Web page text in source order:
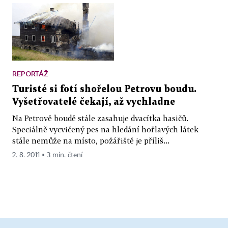
REPORTÁŽ
Turisté si fotí shořelou Petrovu boudu.
Vyšetřovatelé čekají, až vychladne
Na Petrově boudě stále zasahuje dvacítka hasičů.
Speciálně vycvičený pes na hledání hořlavých látek
stále nemůže na místo, požářiště je příliš...
2. 8. 2011 ▪ 3 min. čtení